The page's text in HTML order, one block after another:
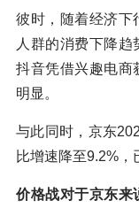
彼时，随着经济下
人群的消费下降趋
抖音凭借兴趣电商
明显。
与此同时，京东
比增速降至9.2%，
价格战对于京东来